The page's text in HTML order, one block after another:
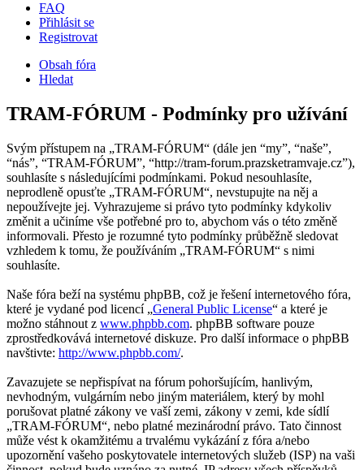
FAQ
Přihlásit se
Registrovat
Obsah fóra
Hledat
TRAM-FÓRUM - Podmínky pro užívání
Svým přístupem na „TRAM-FÓRUM“ (dále jen “my”, “naše”,
“nás”, “TRAM-FÓRUM”, “http://tram-forum.prazsketramvaje.cz”),
souhlasíte s následujícími podmínkami. Pokud nesouhlasíte,
neprodleně opusťte „TRAM-FÓRUM“, nevstupujte na něj a
nepoužívejte jej. Vyhrazujeme si právo tyto podmínky kdykoliv
změnit a učiníme vše potřebné pro to, abychom vás o této změně
informovali. Přesto je rozumné tyto podmínky průběžně sledovat
vzhledem k tomu, že používáním „TRAM-FÓRUM“ s nimi
souhlasíte.
Naše fóra beží na systému phpBB, což je řešení internetového fóra,
které je vydané pod licencí „General Public License“ a které je
možno stáhnout z www.phpbb.com. phpBB software pouze
zprostředkovává internetové diskuze. Pro další informace o phpBB
navštivte: http://www.phpbb.com/.
Zavazujete se nepřispívat na fórum pohoršujícím, hanlivým,
nevhodným, vulgárním nebo jiným materiálem, který by mohl
porušovat platné zákony ve vaší zemi, zákony v zemi, kde sídlí
„TRAM-FÓRUM“, nebo platné mezinárodní právo. Tato činnost
může vést k okamžitému a trvalému vykázání z fóra a/nebo
upozornění vašeho poskytovatele internetových služeb (ISP) na vaši